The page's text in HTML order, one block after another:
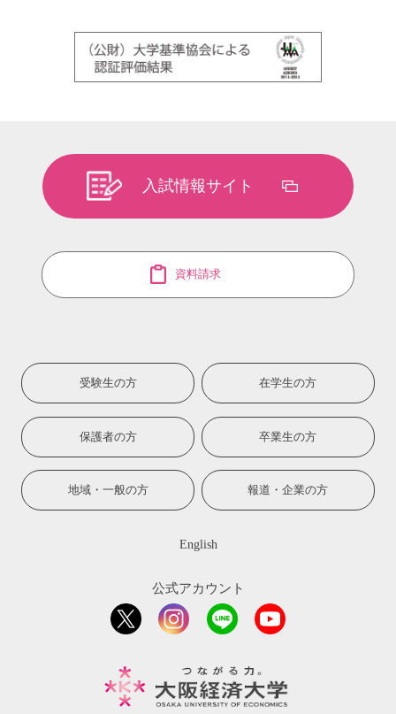
入試情報サイト
資料請求
受験生の方 在学生の方
保護者の方 卒業生の方
地域・一般の方 報道・企業の方
English
公式アカウント